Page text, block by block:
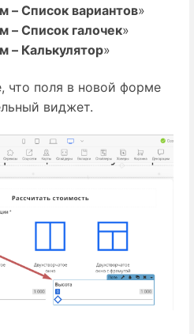
– Список вариантов»
– Список галочек»
– Калькулятор»
что поля в новой форме
виджет.